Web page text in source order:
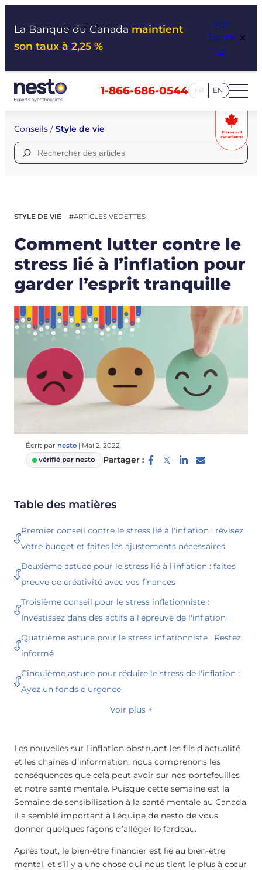
La Banque du Canada maintient
son taux à 2,25 %
Voir
l’impa
ct
×
1-866-686-0544 FR EN
Conseils / Style de vie
Rechercher :
STYLE DE VIE #ARTICLES VEDETTES
Comment lutter contre le
stress lié à l’inflation pour
garder l’esprit tranquille
Écrit par nesto | Mai 2, 2022
vérifié par nesto
Partager :
Table des matières
Premier conseil contre le stress lié à l'inflation : révisez
votre budget et faites les ajustements nécessaires
Deuxième astuce pour le stress lié à l'inflation : faites
preuve de créativité avec vos finances
Troisième conseil pour le stress inflationniste :
Investissez dans des actifs à l'épreuve de l'inflation
Quatrième astuce pour le stress inflationniste : Restez
informé
Cinquième astuce pour réduire le stress de l'inflation :
Ayez un fonds d'urgence
Voir plus +
Les nouvelles sur l’inflation obstruant les fils d’actualité
et les chaînes d’information, nous comprenons les
conséquences que cela peut avoir sur nos portefeuilles
et notre santé mentale. Puisque cette semaine est la
Semaine de sensibilisation à la santé mentale au Canada,
il a semblé important à l’équipe de nesto de vous
donner quelques façons d’alléger le fardeau.
Après tout, le bien-être financier est lié au bien-être
mental, et s’il y a une chose qui nous tient le plus à cœur